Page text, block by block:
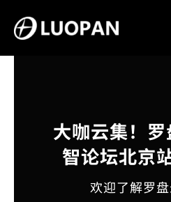
content
大咖云集！
智论坛北京
欢迎了解罗